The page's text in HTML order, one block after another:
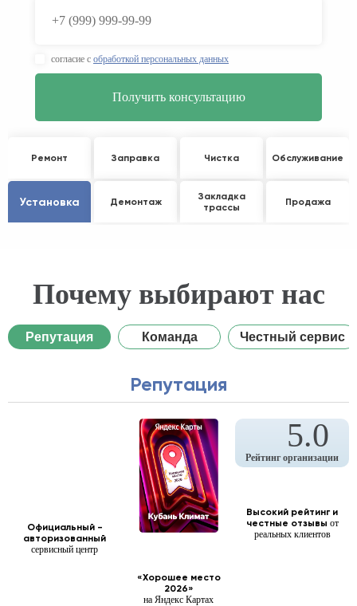
согласие с обработкой персональных данных
Ремонт Заправка Чистка Обслуживание
Установка Демонтаж
Закладка
трассы
Продажа
Почему выбирают нас
Репутация Команда Честный сервис
Репутация
Официальный -
авторизованный
сервисный центр
«Хорошее место
2026»
на Яндекс Картах
5.0
Рейтинг организации
Высокий рейтинг и
честные отзывы от
реальных клиентов